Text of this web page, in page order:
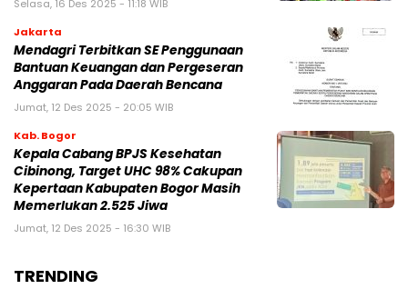
Selasa, 16 Des 2025 - 11:18 WIB
Jakarta
Mendagri Terbitkan SE Penggunaan
Bantuan Keuangan dan Pergeseran
Anggaran Pada Daerah Bencana
Jumat, 12 Des 2025 - 20:05 WIB
Kab. Bogor
Kepala Cabang BPJS Kesehatan
Cibinong, Target UHC 98% Cakupan
Kepertaan Kabupaten Bogor Masih
Memerlukan 2.525 Jiwa
Jumat, 12 Des 2025 - 16:30 WIB
TRENDING